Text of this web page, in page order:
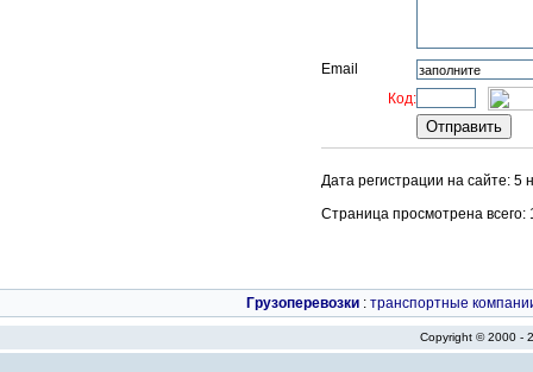
Email
Код:
Дата регистрации на сайте: 5
Страница просмотрена всего:
Грузоперевозки : транспортные
Copyright © 2000 -